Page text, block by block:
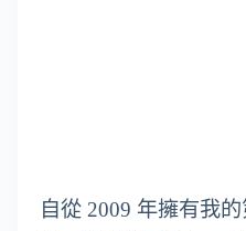
自從 2009 年擁有我